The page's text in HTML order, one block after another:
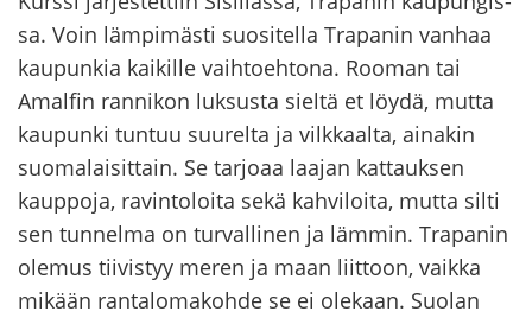
sa. Voin läm­pi­mäs­ti suo­si­tel­la Tra­pa­nin van­haa
kau­pun­kia kai­kil­le vaih­toeh­to­na. Roo­man tai
Amal­fin ran­ni­kon luk­sus­ta siel­tä et löydä, mutta
kau­pun­ki tun­tuu suu­rel­ta ja vilk­kaal­ta, ai­na­kin
suo­ma­lai­sit­tain. Se tar­jo­aa laa­jan kat­tauk­sen
kaup­po­ja, ra­vin­to­loi­ta sekä kah­vi­loi­ta, mutta silti
sen tun­nel­ma on tur­val­li­nen ja läm­min. Tra­pa­nin
ole­mus tii­vis­tyy meren ja maan liit­toon, vaik­ka
mi­kään ran­ta­lo­ma­koh­de se ei ole­kaan. Suo­lan